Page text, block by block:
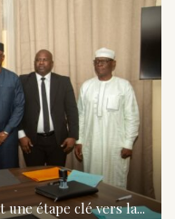
une étape clé vers la...